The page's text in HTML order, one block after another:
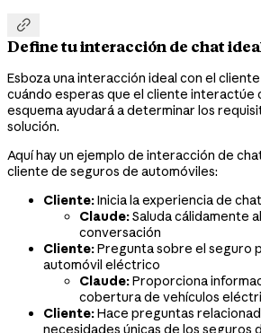

Define tu interacción de chat
Esboza una interacción ideal con el
cuándo esperas que el cliente interactúe
esquema ayudará a determinar los
solución.
Aquí hay un ejemplo de interacción de
cliente de seguros de automóviles:
Cliente:Inicia la experiencia de
Claude:Saluda cálidamente
conversación
Cliente:Pregunta sobre el seguro
automóvil eléctrico
Claude:Proporciona
cobertura de vehículos
Cliente:Hace preguntas
necesidades únicas de los seguros